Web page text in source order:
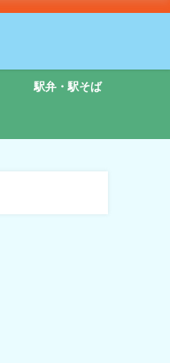
駅弁・駅そば